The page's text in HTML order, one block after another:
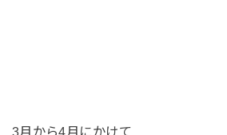
3月から4月にかけて